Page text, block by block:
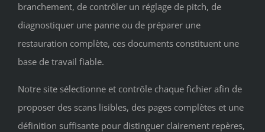
branchement, de contrôler un réglage de pitch, de
diagnostiquer une panne ou de préparer une
restauration complète, ces documents constituent une
base de travail fiable.
Notre site sélectionne et contrôle chaque fichier afin de
proposer des scans lisibles, des pages complètes et une
définition suffisante pour distinguer clairement repères,